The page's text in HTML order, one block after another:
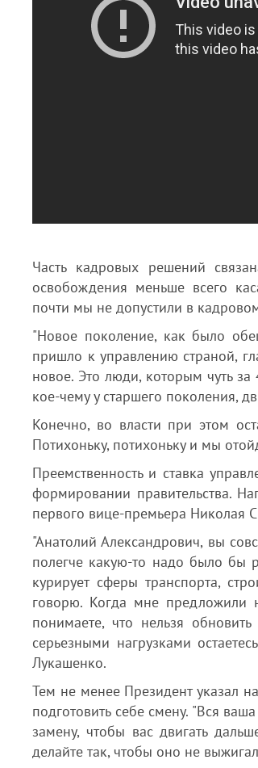
Часть кадровых решений
освобождения меньше всего
почти мы не допустили в
"Новое поколение, как было
пришло к управлению страной,
новое. Это люди, которым чуть
кое-чему у старшего поколения,
Конечно, во власти при этом
Потихоньку, потихоньку и мы
Преемственность и ставка
формировании правительства.
первого вице-премьера Николая
"Анатолий Александрович, вы
полегче какую-то надо было бы
курирует сферы транспорта,
говорю. Когда мне предложили
понимаете, что нельзя
серьезными нагрузками
Лукашенко.
Тем не менее Президент указал
подготовить себе смену. "Вся
замену, чтобы вас двигать
делайте так, чтобы оно не